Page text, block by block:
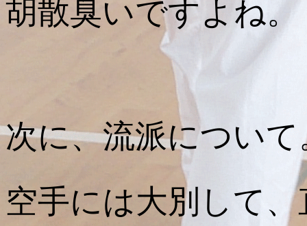
胡散臭いですよね。
次に、流派について
空手には大別して